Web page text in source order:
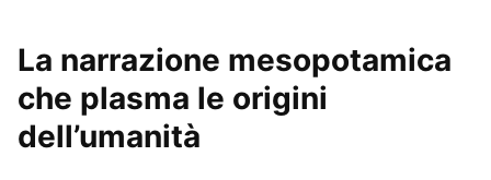
La narrazione mesopotamica
che plasma le origini
dell’umanità